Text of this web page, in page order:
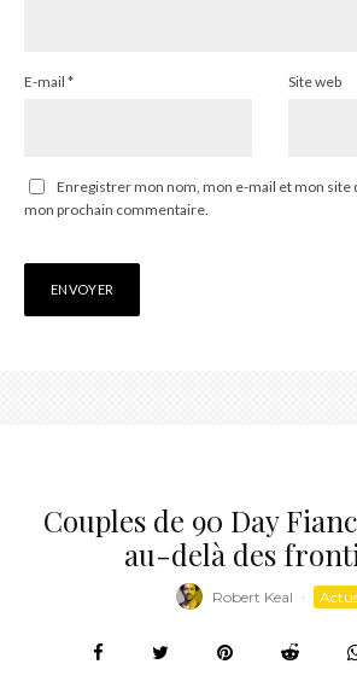
E-mail * Site web
Enregistrer mon nom, mon e-mail et mon site
mon prochain commentaire.
Couples de 90 Day
au-delà des
Robert Keal ·